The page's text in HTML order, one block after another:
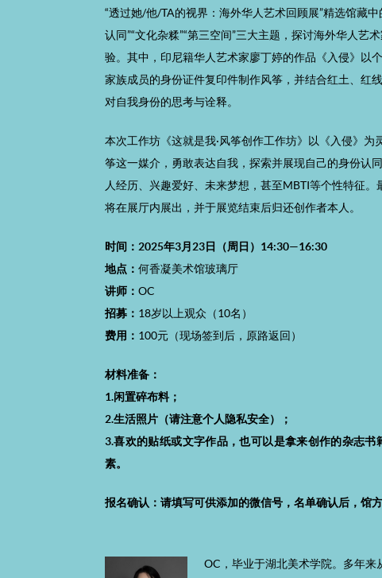
“透过她/他/TA的视界：海外华人艺术回顾展”精选馆藏
认同”“文化杂糅”“第三空间”三大主题，探讨海外华人艺
验。其中，印尼籍华人艺术家廖丁婷的作品《入侵》以
家族成员的身份证件复印件制作风筝，并结合红土、红
对自我身份的思考与诠释。
本次工作坊《这就是我·风筝创作工作坊》以《入侵》为
筝这一媒介，勇敢表达自我，探索并展现自己的身份认
人经历、兴趣爱好、未来梦想，甚至MBTI等个性特征。
将在展厅内展出，并于展览结束后归还创作者本人。
时间： 2025年3月23日（周日）14:30—16:30
地点： 何香凝美术馆玻璃厅
讲师： OC
招募： 18岁以上观众（10名）
费用： 100元（现场签到后，原路返回）
材料准备：
1.闲置碎布料；
2.生活照片（请注意个人隐私安全）；
3.喜欢的贴纸或文字作品，也可以是拿来创作的杂志书
素。
报名确认： 请填写可供添加的微信号，名单确认后，馆
OC，毕业于湖北美术学院。多年来